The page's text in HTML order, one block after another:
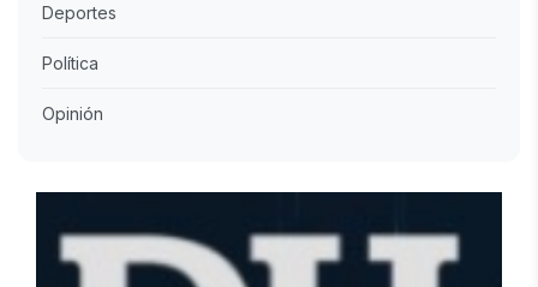
Deportes
Política
Opinión